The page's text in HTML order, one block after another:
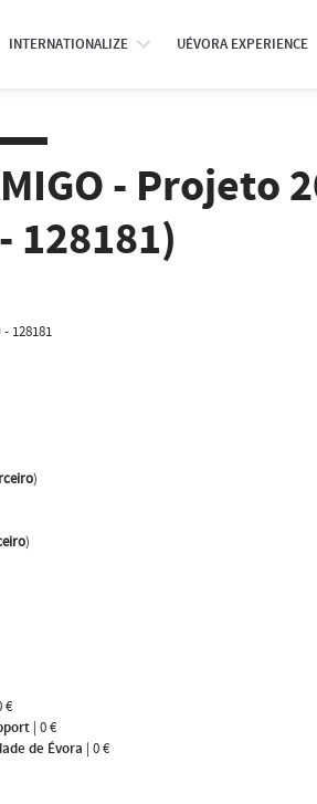
INTERNATIONALIZE UÉVORA EXPERIENCE
- Projeto
128181)
- 128181
)
)
€
| 0 €
de Évora | 0 €